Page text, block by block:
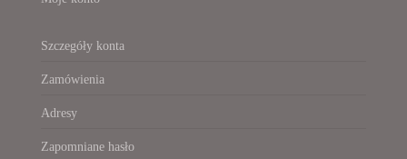
Szczegóły konta
Zamówienia
Adresy
Zapomniane hasło